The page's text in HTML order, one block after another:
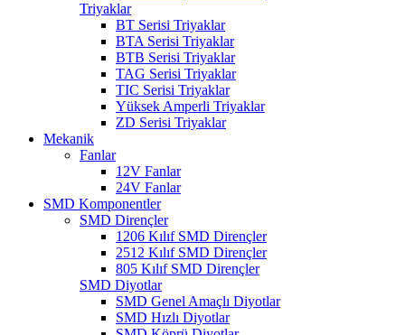
Triyaklar
BT Serisi Triyaklar
BTA Serisi Triyaklar
BTB Serisi Triyaklar
TAG Serisi Triyaklar
TIC Serisi Triyaklar
Yüksek Amperli Triyaklar
ZD Serisi Triyaklar
Mekanik
Fanlar
12V Fanlar
24V Fanlar
SMD Komponentler
SMD Dirençler
1206 Kılıf SMD Dirençler
2512 Kılıf SMD Dirençler
805 Kılıf SMD Dirençler
SMD Diyotlar
SMD Genel Amaçlı Diyotlar
SMD Hızlı Diyotlar